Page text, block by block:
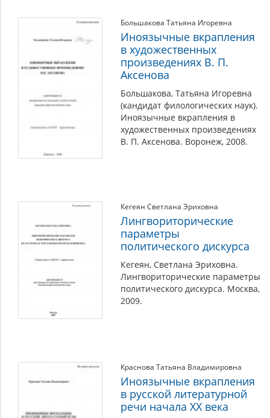
Большакова Татьяна Игоревна
Иноязычные вкрапления
в художественных
произведениях В. П.
Аксенова
Большакова, Татьяна Игоревна
(кандидат филологических наук).
Иноязычные вкрапления в
художественных произведениях
В. П. Аксенова. Воронеж, 2008.
Кегеян Светлана Эриховна
Лингвориторические
параметры
политического дискурса
Кегеян, Светлана Эриховна.
Лингвориторические параметры
политического дискурса. Москва,
2009.
Краснова Татьяна Владимировна
Иноязычные вкрапления
в русской литературной
речи начала XX века